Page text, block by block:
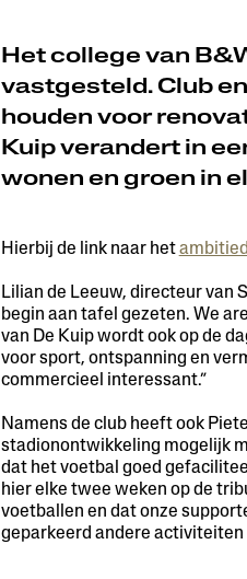
Het college van
vastgesteld. Club
houden voor
Kuip verandert in
wonen en groen in
Hierbij de link naar het
Lilian de Leeuw, directeur van
begin aan tafel gezeten. We
van De Kuip wordt ook op de
voor sport, ontspanning en
commercieel interessant.”
Namens de club heeft ook
stadionontwikkeling mogelijk
dat het voetbal goed
hier elke twee weken op de
voetballen en dat onze
geparkeerd andere activiteiten